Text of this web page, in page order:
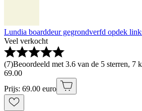
Lundia boarddeur gegrondverfd opdek
Veel verkocht
(7)Beoordeeld met 3.6 van de 5 sterren, 7
69.00
Prijs: 69.00 euro